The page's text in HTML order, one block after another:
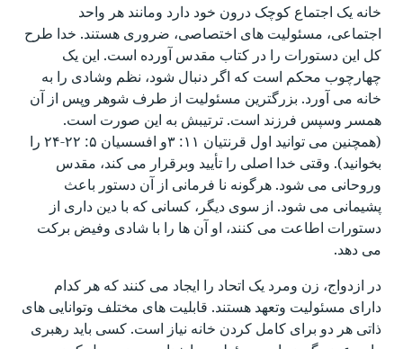
خانه یک اجتماع کوچک درون خود دارد ومانند هر واحد
اجتماعی، مسئولیت های اختصاصی، ضروری هستند. خدا طرح
کل این دستورات را در کتاب مقدس آورده است. این یک
چهارچوب محکم است که اگر دنبال شود، نظم وشادی را به
خانه می آورد. بزرگترین مسئولیت از طرف شوهر وپس از آن
همسر وسپس فرزند است. ترتیبش به این صورت است.
(همچنین می توانید اول قرنتیان ۱۱: ۳و افسسیان ۵: ۲۲-۲۴ را
بخوانید). وقتی خدا اصلی را تأیید وبرقرار می کند، مقدس
وروحانی می شود. هرگونه نا فرمانی از آن دستور باعث
پشیمانی می شود. از سوی دیگر، کسانی که با دین داری از
دستورات اطاعت می کنند، او آن ها را با شادی وفیض برکت
می دهد.
در ازدواج، زن ومرد یک اتحاد را ایجاد می کنند که هر کدام
دارای مسئولیت وتعهد هستند. قابلیت های مختلف وتوانایی های
ذاتی هر دو برای کامل کردن خانه نیاز است. کسی باید رهبری